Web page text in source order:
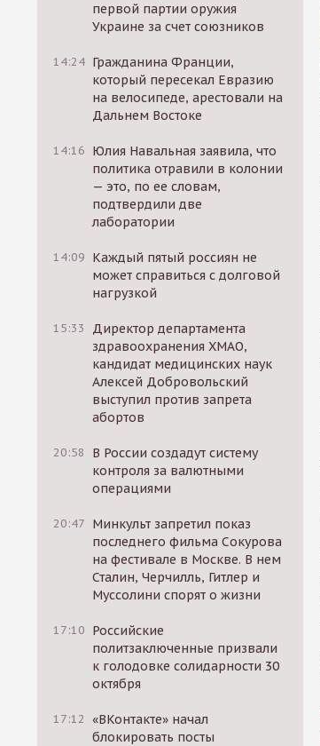
первой партии оружия
Украине за счет союзников
14:24 Гражданина Франции,
который пересекал Евразию
на велосипеде, арестовали на
Дальнем Востоке
14:16 Юлия Навальная заявила, что
политика отравили в колонии
— это, по ее словам,
подтвердили две
лаборатории
14:09 Каждый пятый россиян не
может справиться с долговой
нагрузкой
15:33
Директор департамента
здравоохранения ХМАО,
кандидат медицинских наук
Алексей Добровольский
выступил против запрета
абортов
20:58
В России создадут систему
контроля за валютными
операциями
20:47 Минкульт запретил показ
последнего фильма Сокурова
на фестивале в Москве. В нем
Сталин, Черчилль, Гитлер и
Муссолини спорят о жизни
17:10 Российские
политзаключенные призвали
к голодовке солидарности 30
октября
17:12 «ВКонтакте» начал
блокировать посты